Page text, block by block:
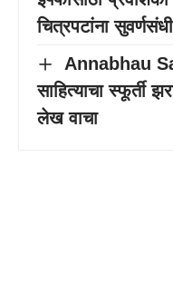
चित्रपटांना सुवर्णसंधी
Annabhau
साहित्याचा स्फूर्ती
लेख वाचा